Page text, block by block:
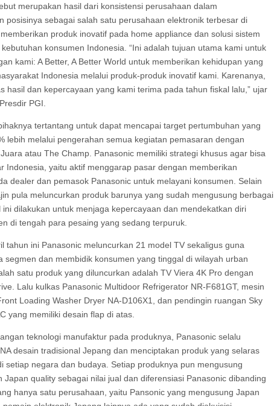
merupakan hasil dari konsistensi perusahaan dalam
posisinya sebagai salah satu perusahaan elektronik terbesar di
produk inovatif pada home appliance dan solusi sistem
konsumen Indonesia. “Ini adalah tujuan utama kami untuk
kami: A Better, A Better World untuk memberikan kehidupan yang
Indonesia melalui produk-produk inovatif kami. Karenanya,
hasil dan kepercayaan yang kami terima pada tahun fiskal lalu,” ujar
PGI.
tertantang untuk dapat mencapai target pertumbuhan yang
lebih melalui pengerahan semua kegiatan pemasaran dengan
atau The Champ. Panasonic memiliki strategi khusus agar bisa
Indonesia, yaitu aktif menggarap pasar dengan memberikan
dealer dan pemasok Panasonic untuk melayani konsumen. Selain
pula meluncurkan produk barunya yang sudah mengusung berbagai
ini dilakukan untuk menjaga kepercayaan dan mendekatkan diri
di tengah para pesaing yang sedang terpuruk.
tahun ini Panasonic meluncurkan 21 model TV sekaligus guna
segmen dan membidik konsumen yang tinggal di wilayah urban
satu produk yang diluncurkan adalah TV Viera 4K Pro dengan
Lalu kulkas Panasonic Multidoor Refrigerator NR-F681GT, mesin
Loading Washer Dryer NA-D106X1, dan pendingin ruangan Sky
yang memiliki desain flap di atas.
teknologi manufaktur pada produknya, Panasonic selalu
desain tradisional Jepang dan menciptakan produk yang selaras
setiap negara dan budaya. Setiap produknya pun mengusung
Japan quality sebagai nilai jual dan diferensiasi Panasonic dibanding
hanya satu perusahaan, yaitu Pansonic yang mengusung Japan